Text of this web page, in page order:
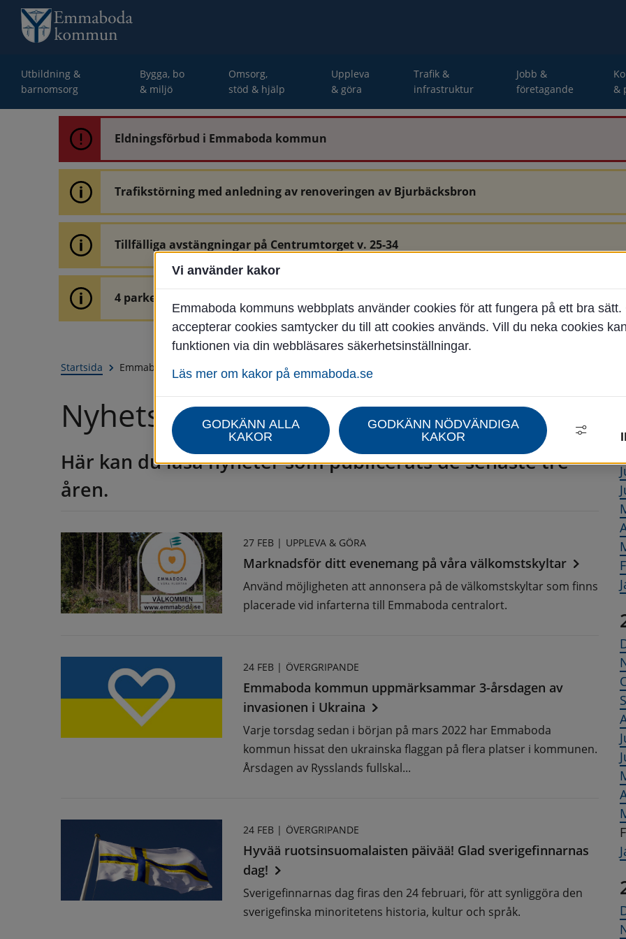
Utbildning &
barnomsorg
Bygga, bo
& miljö
Omsorg,
stöd & hjälp
Uppleva
& göra
Trafik &
infrastruktur
Jobb &
företagande
&
Eldningsförbud i Emmaboda kommun
Trafikstörning med anledning av renoveringen av Bjurbäcksbron
Tillfälliga avstängningar på Centrumtorget v. 25-34
4 parkeringar vid Järnvägsgatan 32-34 är avstängda.
Startsida Emmaboda kommun - Nyhetsarkiv
Nyhetsarkiv
Här kan du läsa nyheter som publicerats de senaste tre
åren.
27 FEB | UPPLEVA & GÖRA
Marknadsför ditt evenemang på våra välkomstskyltar
Använd möjligheten att annonsera på de välkomstskyltar som finns
placerade vid infarterna till Emmaboda centralort.
24 FEB | ÖVERGRIPANDE
Emmaboda kommun uppmärksammar 3-årsdagen av
invasionen i Ukraina
Varje torsdag sedan i början på mars 2022 har Emmaboda
kommun hissat den ukrainska flaggan på flera platser i kommunen.
Årsdagen av Rysslands fullskal...
24 FEB | ÖVERGRIPANDE
Hyvää ruotsinsuomalaisten päivää! Glad sverigefinnarnas
dag!
Sverigefinnarnas dag firas den 24 februari, för att synliggöra den
sverigefinska minoritetens historia, kultur och språk.
Vi använder kakor
Emmaboda kommuns webbplats använder cookies för att fungera på ett bra
accepterar cookies samtycker du till att cookies används. Vill du neka cookies
funktionen via din webbläsares säkerhetsinställningar.
Läs mer om kakor på emmaboda.se
GODKÄNN ALLA
KAKOR
GODKÄNN NÖDVÄNDIGA
KAKOR